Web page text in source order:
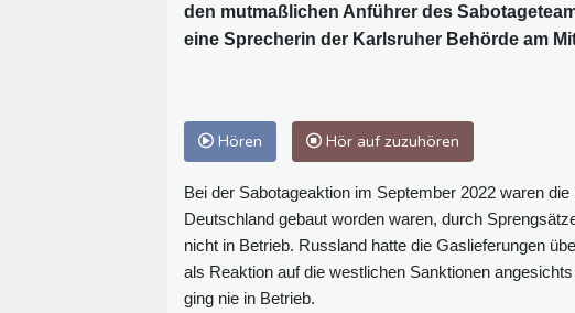
den mutmaßlichen Anführer des
eine Sprecherin der Karlsruher Behörde am
Hören Hör auf zuzuhören
Bei der Sabotageaktion im September 2022 waren
Deutschland gebaut worden waren, durch
nicht in Betrieb. Russland hatte die Gaslieferungen
als Reaktion auf die westlichen Sanktionen
ging nie in Betrieb.